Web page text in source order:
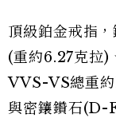
頂級鉑金戒指
(重約6.27克拉)
VVS-VS總重約
與密鑲鑽石(D-